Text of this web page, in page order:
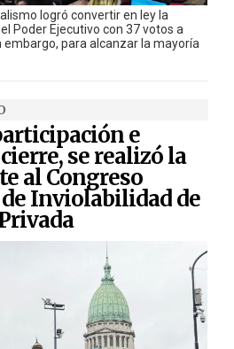
logró convertir en ley la
Poder Ejecutivo con 37 votos a
embargo, para alcanzar la mayoría
e
se realizó la
al Congreso
Inviolabilidad de